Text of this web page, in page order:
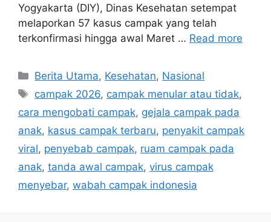
Yogyakarta (DIY), Dinas Kesehatan setempat
melaporkan 57 kasus campak yang telah
terkonfirmasi hingga awal Maret … Read more
C
a
e
g
o
r
i
e
Berita Utama, Kesehatan, Nasional
T
a
s
campak 2026, campak menular atau tidak,
cara mengobati campak, gejala campak pada
anak, kasus campak terbaru, penyakit campak
viral, penyebab campak, ruam campak pada
anak, tanda awal campak, virus campak
menyebar, wabah campak indonesia